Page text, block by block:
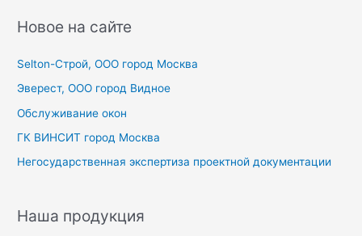
с
:
Новое на сайте
Selton-Строй, OOO город Москва
Эверест, ООО город Видное
Обслуживание окон
ГК ВИНСИТ город Москва
Негосударственная экспертиза проектной документации
Наша продукция